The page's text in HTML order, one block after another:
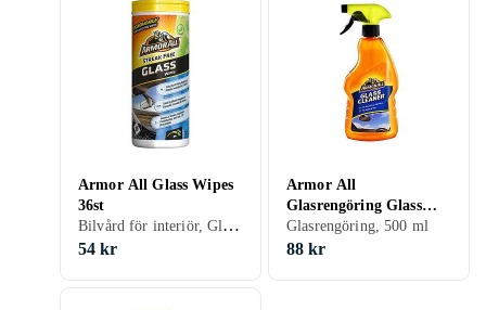
Armor All Glass Wipes
36st
Bilvård för interiör, Glasrengöring
54 kr
Armor All
Glasrengöring Glass
Cleaner 500ml 6602
Glasrengöring, 500 ml
88 kr